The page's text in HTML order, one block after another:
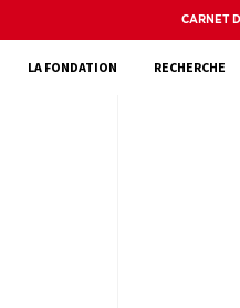
CARNET
LA FONDATION RECHERCHE